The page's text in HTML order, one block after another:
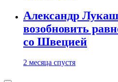
Александр
возобновить
со Швецией
2 месяца спустя